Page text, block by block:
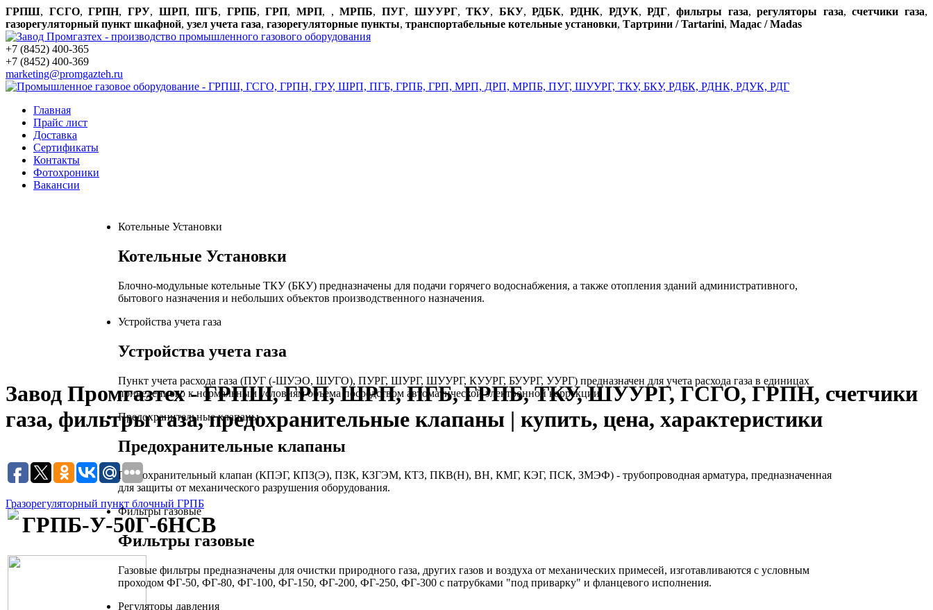
ГРПШ, ГСГО,ГРПН, ГРУ, ШРП,ПГБ, ГРПБ,ГРП, МРП, ,МРПБ, ПУГ, ШУУРГ,ТКУ, БКУ,РДБК, РДНК, РДУК,РДГ, фильтры газа,регуляторы газа,счетчики газа,
газорегуляторный пункт шкафной, узел учета газа, газорегуляторные пункты, транспортабельные котельные установки, Тартрини / Tartarini, Мадас / Madas
+7 (8452) 400-365
+7 (8452) 400-369
marketing@promgazteh.ru
Главная
Прайс лист
Доставка
Сертификаты
Контакты
Фотохроники
Вакансии
Котельные Установки
Котельные Установки
Блочно-модульные котельные ТКУ (БКУ) предназначены для подачи горячего водоснабжения, а также отопления зданий административного,
бытового назначения и небольших объектов производственного назначения.
Устройства учета газа
Устройства учета газа
Пункт учета расхода газа (ПУГ (-ШУЭО, ШУГО), ПУРГ, ШУРГ, ШУУРГ, КУУРГ, БУУРГ, УУРГ) предназначен для учета расхода газа в единицах
приведенного к нормальным условиям объема посредством автоматической электронной коррекции.
Предохранительные клапаны
Предохранительные клапаны
Предохранительный клапан (КПЭГ, КПЗ(Э), ПЗК, КЗГЭМ, КТЗ, ПКВ(Н), ВН, КМГ, КЭГ, ПСК, ЗМЭФ) - трубопроводная арматура, предназначенная
для защиты от механического разрушения оборудования.
Фильтры газовые
Фильтры газовые
Газовые фильтры предназначены для очистки природного газа, других газов и воздуха от механических примесей, изготавливаются с условным
проходом ФГ-50, ФГ-80, ФГ-100, ФГ-150, ФГ-200, ФГ-250, ФГ-300 с патрубками "под приварку" и фланцевого исполнения.
Регуляторы давления
Завод Промгазтех - ГРПШ, ГРП, ШРП, ПГБ, ГРПБ, ТКУ, ШУУРГ, ГСГО, ГРПН, счетчики
газа, фильтры газа, предохранительные клапаны | купить, цена, характеристики
Гразорегуляторный пункт блочный ГРПБ
ГРПБ-У-50Г-6НСВ